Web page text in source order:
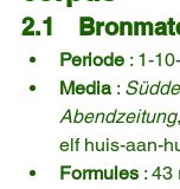
2.1
Periode : 1-
Media :
Abendzeitung
elf huis-aan-
Formules : 43